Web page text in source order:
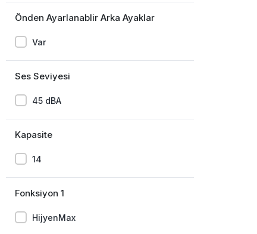
Önden Ayarlanablir Arka Ayaklar
Var
Ses Seviyesi
45 dBA
Kapasite
14
Fonksiyon 1
HijyenMax